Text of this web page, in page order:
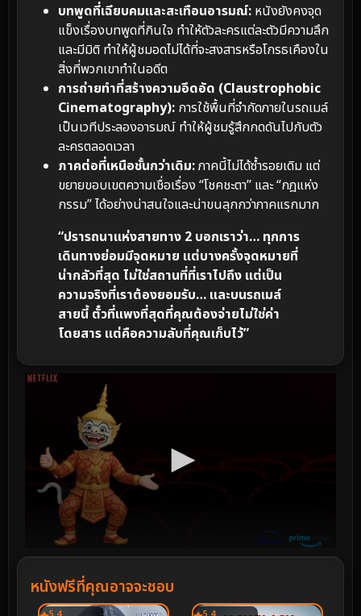
บทพูดที่เฉียบคมและสะเทือนอารมณ์: หนังยังคงจุด
แข็งเรื่องบทพูดที่กินใจ ทำให้ตัวละครแต่ละตัวมีความลึก
และมีมิติ ทำให้ผู้ชมอดไม่ได้ที่จะสงสารหรือโกรธเคืองใน
สิ่งที่พวกเขาทำในอดีต
การถ่ายทำที่สร้างความอึดอัด (Claustrophobic
Cinematography): การใช้พื้นที่จำกัดภายในรถเมล์
เป็นเวทีประลองอารมณ์ ทำให้ผู้ชมรู้สึกกดดันไปกับตัว
ละครตลอดเวลา
ภาคต่อที่เหนือชั้นกว่าเดิม:ภาคนี้ไม่ได้ซ้ำรอยเดิม แต่
ขยายขอบเขตความเชื่อเรื่อง “โชคชะตา” และ “กฎแห่ง
กรรม” ได้อย่างน่าสนใจและน่าขนลุกกว่าภาคแรกมาก
“ปรารถนาแห่งสายทาง 2 บอกเราว่า… ทุกการ
เดินทางย่อมมีจุดหมาย แต่บางครั้งจุดหมายที่
น่ากลัวที่สุด ไม่ใช่สถานที่ที่เราไปถึง แต่เป็น
ความจริงที่เราต้องยอมรับ… และบนรถเมล์
สายนี้ ตั๋วที่แพงที่สุดที่คุณต้องจ่ายไม่ใช่ค่า
โดยสาร แต่คือความลับที่คุณเก็บไว้”
หนังฟรีที่คุณอาจจะชอบ